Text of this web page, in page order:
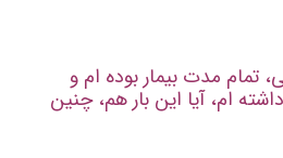
تمام مدت بیمار بوده ام و
ام، آیا این بار هم، چنین